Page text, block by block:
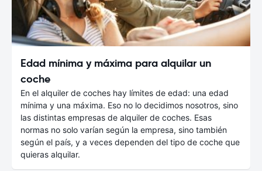
Edad mínima y máxima para alquilar un
coche
En el alquiler de coches hay límites de edad: una edad
mínima y una máxima. Eso no lo decidimos nosotros, sino
las distintas empresas de alquiler de coches. Esas
normas no solo varían según la empresa, sino también
según el país, y a veces dependen del tipo de coche que
quieras alquilar.